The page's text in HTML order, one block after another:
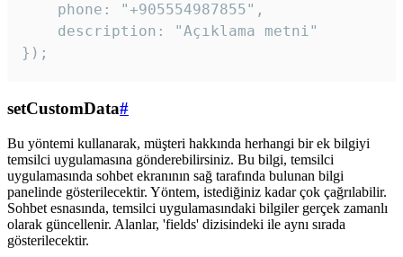
    phone: "+905554987855",
    description: "Açıklama metni"
});
setCustomData#
Bu yöntemi kullanarak, müşteri hakkında herhangi bir ek bilgiyi
temsilci uygulamasına gönderebilirsiniz. Bu bilgi, temsilci
uygulamasında sohbet ekranının sağ tarafında bulunan bilgi
panelinde gösterilecektir. Yöntem, istediğiniz kadar çok çağrılabilir.
Sohbet esnasında, temsilci uygulamasındaki bilgiler gerçek zamanlı
olarak güncellenir. Alanlar, 'fields' dizisindeki ile aynı sırada
gösterilecektir.